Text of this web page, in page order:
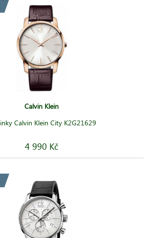
Calvin Klein
Calvin Klein City K2G21629
4 990 Kč